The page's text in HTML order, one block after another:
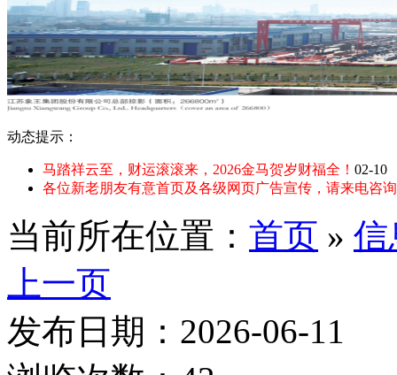
动态提示：
马踏祥云至，财运滚滚来，2026金马贺岁财福全！ 02-10
各位新老朋友有意首页及各级网页广告宣传，请来电咨询
当前所在位置： 首页 » 信
上一页
发布日期：2026-06-11